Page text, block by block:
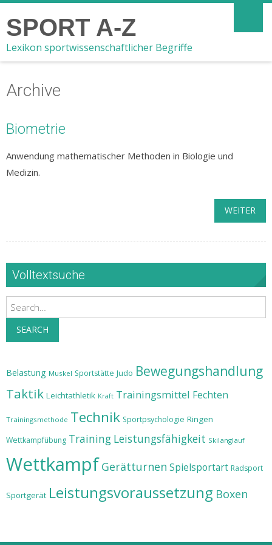
SPORT A-Z
Lexikon sportwissenschaftlicher Begriffe
Archive
Biometrie
Anwendung mathematischer Methoden in Biologie und
Medizin.
WEITER
Volltextsuche
Search
SEARCH
Belastung Muskel Sportstätte Judo Bewegungshandlung
Taktik Leichtathletik Kraft Trainingsmittel Fechten
Trainingsmethode Technik Sportpsychologie Ringen
Wettkampfübung Training Leistungsfähigkeit Skilanglauf
Wettkampf Gerätturnen Spielsportart Radsport
Sportgerät Leistungsvoraussetzung Boxen